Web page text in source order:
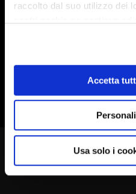
raccolto dal suo utilizzo dei
Accetta
Usa solo i